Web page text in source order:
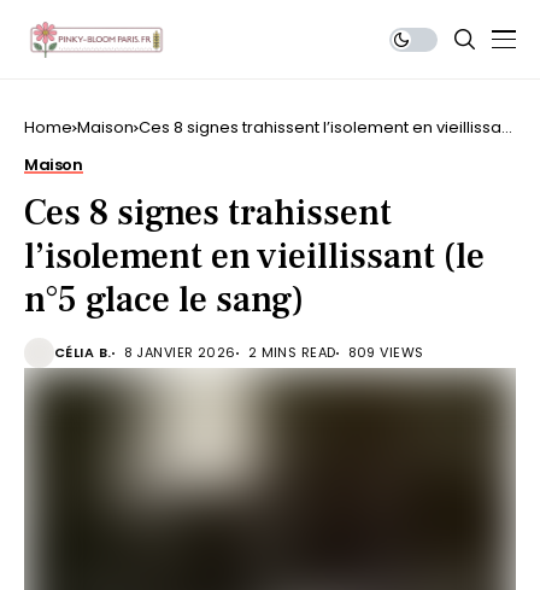
Home Maison Ces 8 signes trahissent l’isolement en vieillissant
Maison
Ces 8 signes trahissent
l’isolement en vieillissant (le
n°5 glace le sang)
CÉLIA B. 8 JANVIER 2026 2 MINS READ 809 VIEWS